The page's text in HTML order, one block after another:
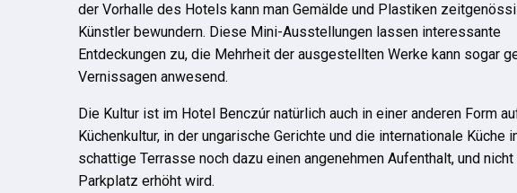
der Vorhalle des Hotels kann man Gemälde und Plastiken
Künstler bewundern. Diese Mini-Ausstellungen lassen interessante
Entdeckungen zu, die Mehrheit der ausgestellten Werke kann sogar
Vernissagen anwesend.
Die Kultur ist im Hotel Benczúr natürlich auch in einer anderen Form
Küchenkultur, in der ungarische Gerichte und die internationale
schattige Terrasse noch dazu einen angenehmen Aufenthalt, und
Parkplatz erhöht wird.